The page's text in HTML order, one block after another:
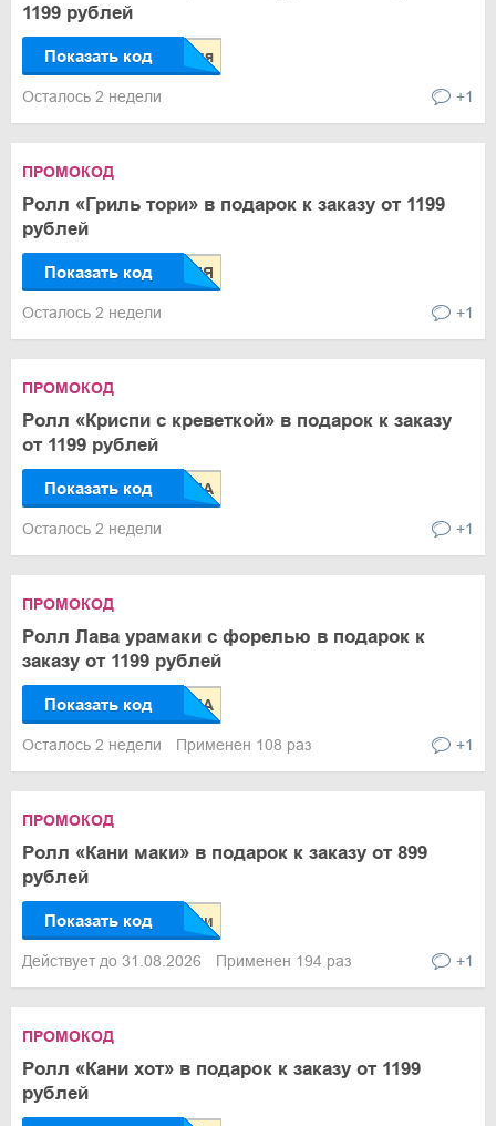
1199 рублей
Показать код
Осталось 2 недели +1
ПРОМОКОД
Ролл «Гриль тори» в подарок к заказу от 1199
рублей
Показать код
Осталось 2 недели +1
ПРОМОКОД
Ролл «Криспи с креветкой» в подарок к заказу
от 1199 рублей
Показать код
Осталось 2 недели +1
ПРОМОКОД
Ролл Лава урамаки с форелью в подарок к
заказу от 1199 рублей
Показать код
Осталось 2 недели Применен 108 раз +1
ПРОМОКОД
Ролл «Кани маки» в подарок к заказу от 899
рублей
Показать код
Действует до 31.08.2026 Применен 194 раз +1
ПРОМОКОД
Ролл «Кани хот» в подарок к заказу от 1199
рублей